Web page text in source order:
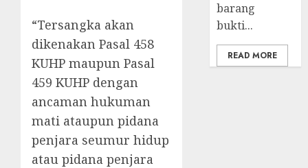
‎“Tersangka akan
dikenakan Pasal 458
KUHP maupun Pasal
459 KUHP dengan
ancaman hukuman
mati ataupun pidana
penjara seumur hidup
atau pidana penjara
barang
bukti...
READ MORE